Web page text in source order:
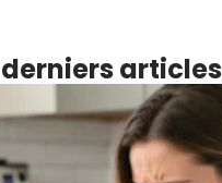
derniers articles